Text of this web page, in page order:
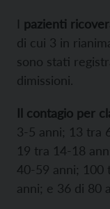
I pazienti
di cui 3 in
sono stati
dimissioni.
Il contagio per
3-5 anni; 13 tra
19 tra 14-18
40-59 anni; 100
anni; e 36 di 80